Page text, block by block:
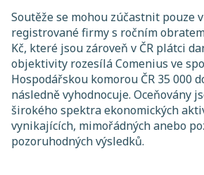
Soutěže se mohou zúčastnit pouze
registrované firmy s ročním
Kč, které jsou zároveň v ČR plátci
objektivity rozesílá Comenius ve
Hospodářskou komorou ČR 35 000
následně vyhodnocuje. Oceňovány
širokého spektra ekonomických
vynikajících, mimořádných anebo
pozoruhodných výsledků.